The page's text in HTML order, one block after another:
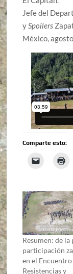
Jefe del
ySpoilers
México,
Comparte esto:
Resumen: de
participación
en el Encuentro
Resistencias y